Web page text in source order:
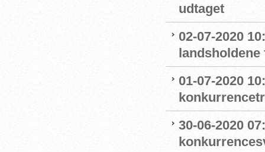
udtaget
02-07-2020
01-07-2020
30-06-2020